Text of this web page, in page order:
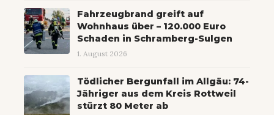
Fahrzeugbrand greift auf
Wohnhaus über – 120.000 Euro
Schaden in Schramberg-Sulgen
1. August 2026
Tödlicher Bergunfall im Allgäu: 74-
Jähriger aus dem Kreis Rottweil
stürzt 80 Meter ab